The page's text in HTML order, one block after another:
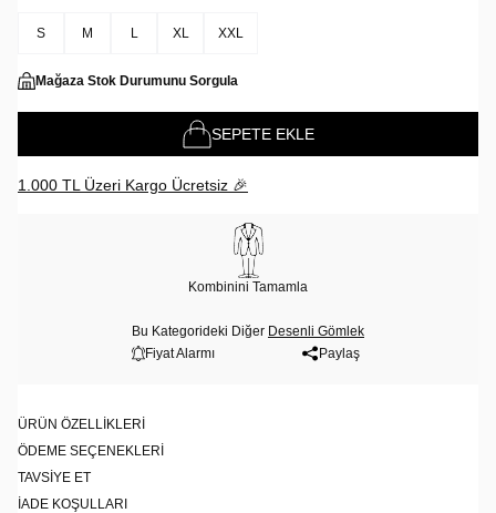
S M L XL XXL
Mağaza Stok Durumunu Sorgula
SEPETE EKLE
1.000 TL Üzeri Kargo Ücretsiz 🎉
Kombinini Tamamla
Bu Kategorideki Diğer Desenli Gömlek
Fiyat Alarmı
Paylaş
ÜRÜN ÖZELLIKLERI
ÖDEME SEÇENEKLERI
TAVSIYE ET
İADE KOŞULLARI